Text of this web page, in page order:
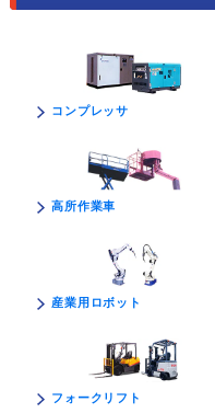
コンプレッサ
高所作業車
産業用ロボット
フォークリフト